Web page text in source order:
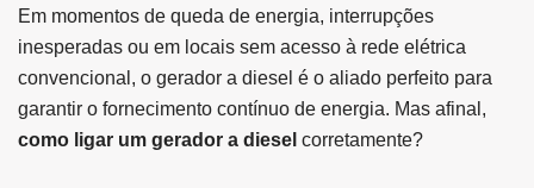
Em momentos de queda de energia, interrupções
inesperadas ou em locais sem acesso à rede elétrica
convencional, o gerador a diesel é o aliado perfeito para
garantir o fornecimento contínuo de energia. Mas afinal,
como ligar um gerador a diesel corretamente?